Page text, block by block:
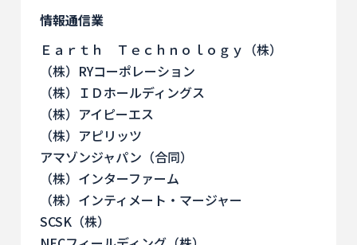
情報通信業
Ｅａｒｔｈ Ｔｅｃｈｎｏｌｏｇｙ（株）
（株）RYコーポレーション
（株）ＩＤホールディングス
（株）アイピーエス
（株）アピリッツ
アマゾンジャパン（合同）
（株）インターファーム
（株）インティメート・マージャー
SCSK（株）